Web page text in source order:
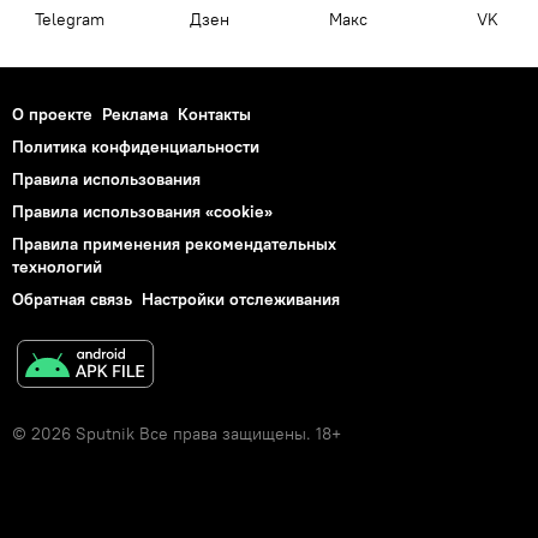
Telegram Дзен Макс VK
О проекте Реклама Контакты
Политика конфиденциальности
Правила использования
Правила использования «cookie»
Правила применения рекомендательных
технологий
Обратная связь Настройки отслеживания
© 2026 Sputnik Все права защищены. 18+